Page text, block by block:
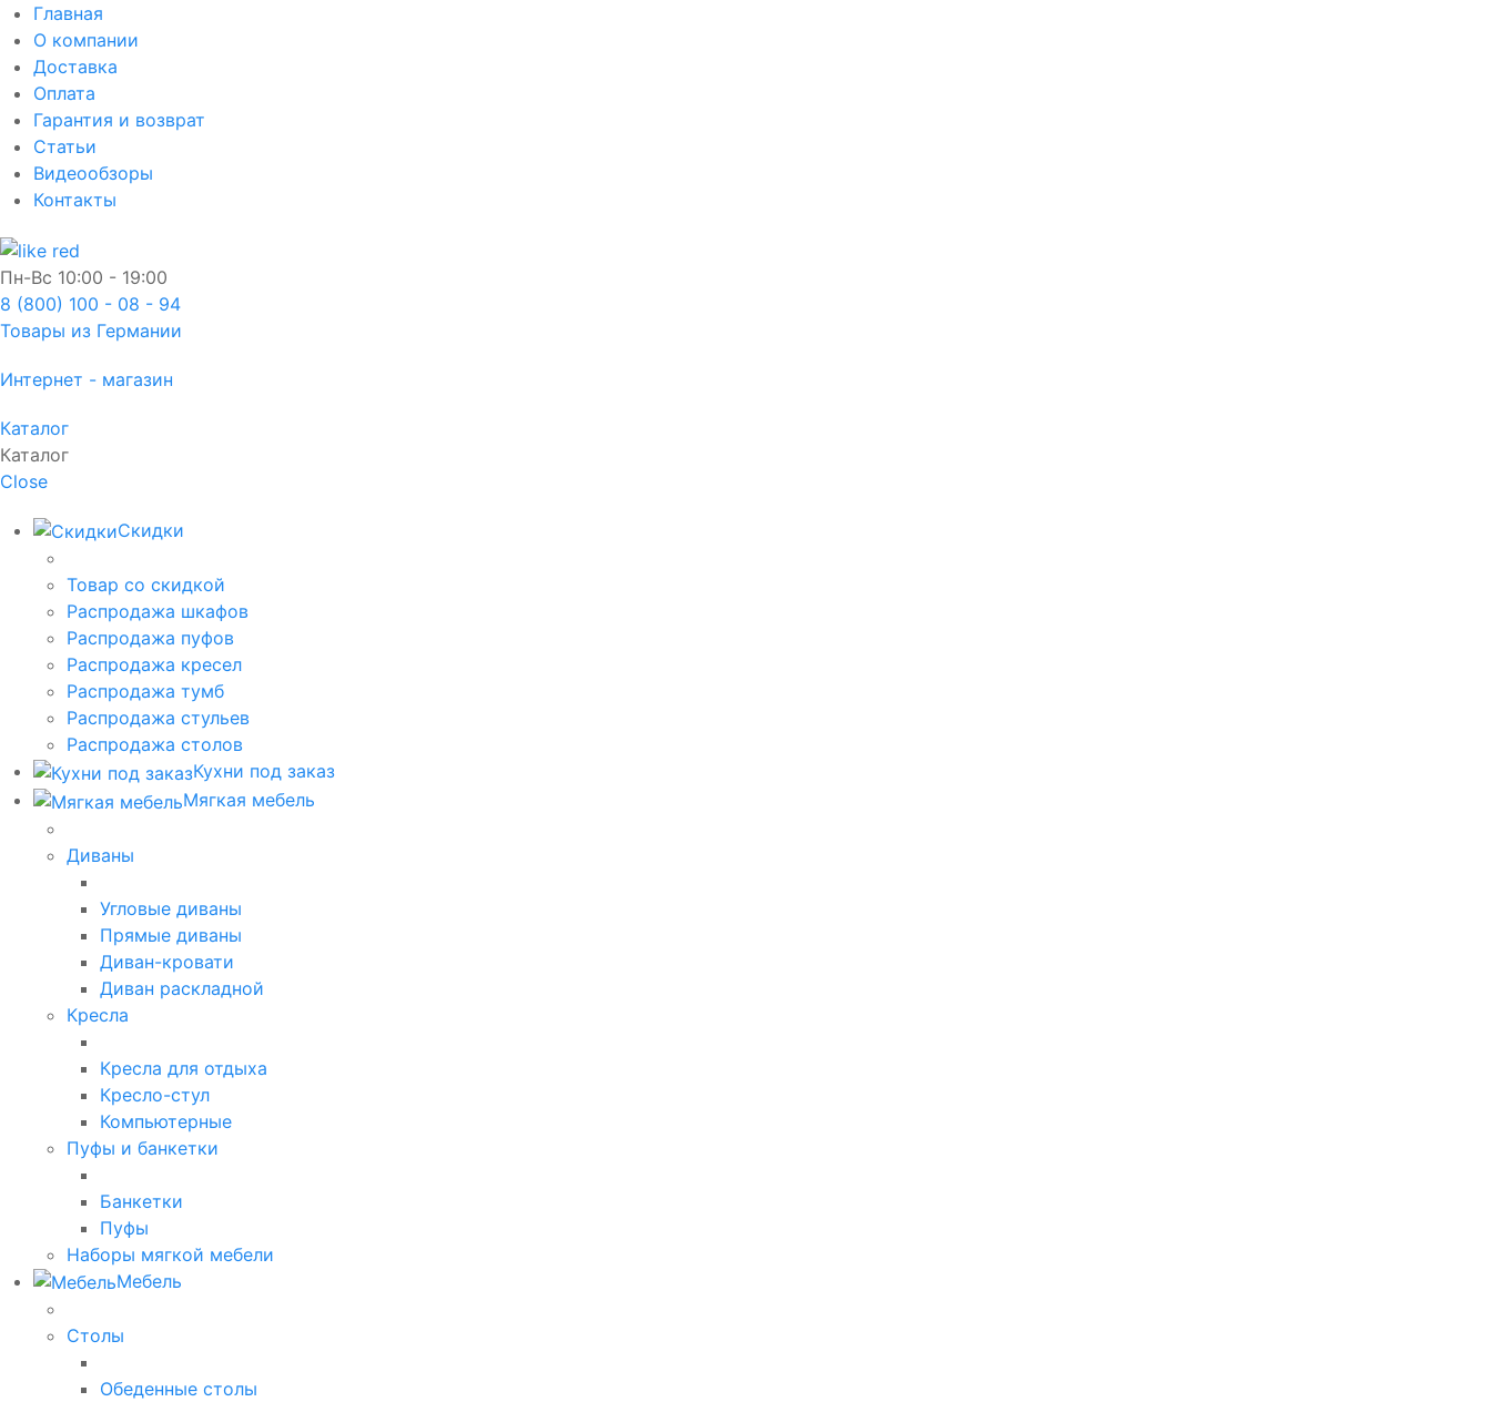
Главная
О компании
Доставка
Оплата
Гарантия и возврат
Статьи
Видеообзоры
Контакты
Пн-Вс 10:00 - 19:00
8 (800) 100 - 08 - 94
Товары из Германии
Интернет - магазин
Каталог
Каталог
Close
Скидки
Товар со скидкой
Распродажа шкафов
Распродажа пуфов
Распродажа кресел
Распродажа тумб
Распродажа стульев
Распродажа столов
Кухни под заказ
Мягкая мебель
Диваны
Угловые диваны
Прямые диваны
Диван-кровати
Диван раскладной
Кресла
Кресла для отдыха
Кресло-стул
Компьютерные
Пуфы и банкетки
Банкетки
Пуфы
Наборы мягкой мебели
Мебель
Столы
Обеденные столы